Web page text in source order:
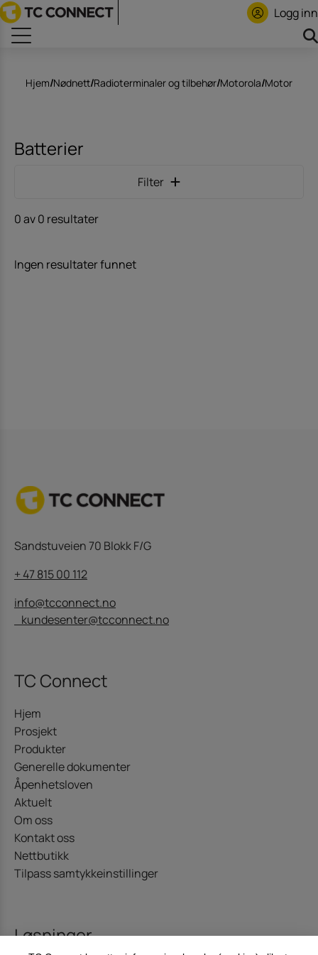
Logg inn
Hjem/Nødnett/Radioterminaler og tilbehør/Motorola/Motorola
Batterier
Filter
0 av 0 resultater
Ingen resultater funnet
Sandstuveien 70 Blokk F/G
+ 47 815 00 112
info@tcconnect.no
kundesenter@tcconnect.no
TC Connect
Hjem
Prosjekt
Produkter
Generelle dokumenter
Åpenhetsloven
Aktuelt
Om oss
Kontakt oss
Nettbutikk
Tilpass samtykkeinstillinger
Løsninger